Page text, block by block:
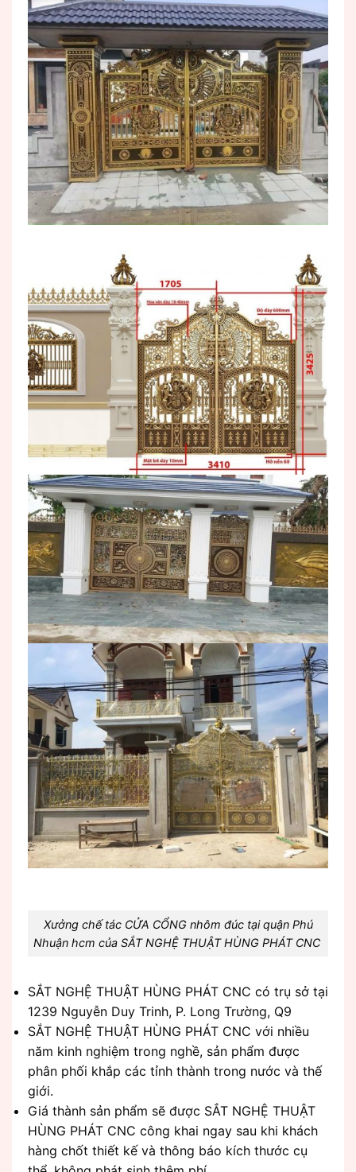
Xưởng chế tác CỬA CỔNG nhôm đúc tại quận Phú
Nhuận hcm của SẮT NGHỆ THUẬT HÙNG PHÁT CNC
SẮT NGHỆ THUẬT HÙNG PHÁT CNC có trụ sở tại
1239 Nguyễn Duy Trinh, P. Long Trường, Q9
SẮT NGHỆ THUẬT HÙNG PHÁT CNC với nhiều
năm kinh nghiệm trong nghề, sản phẩm được
phân phối khắp các tỉnh thành trong nước và thế
giới.
Giá thành sản phẩm sẽ được SẮT NGHỆ THUẬT
HÙNG PHÁT CNC công khai ngay sau khi khách
hàng chốt thiết kế và thông báo kích thước cụ